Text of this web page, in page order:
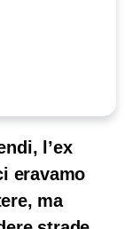
l’ex
eravamo
ma